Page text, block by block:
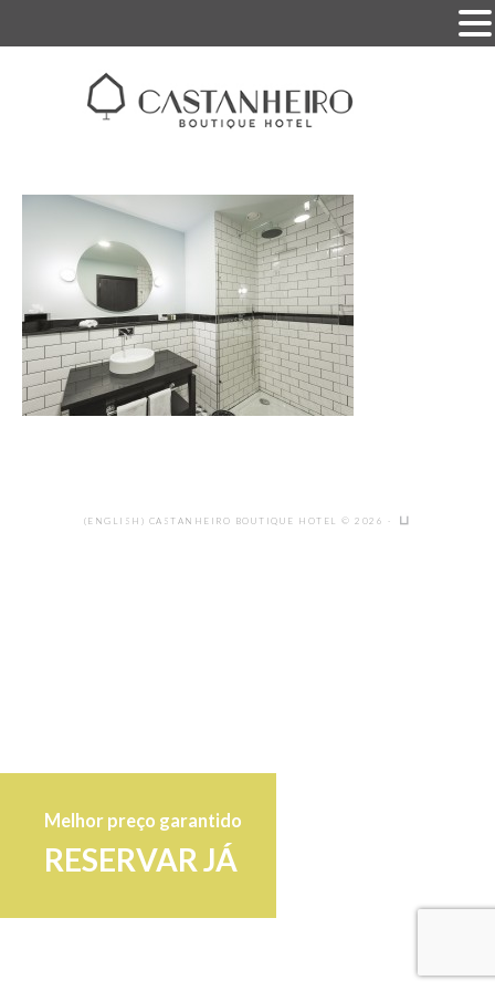
Melhor preço garantido
RESERVAR JÁ
(ENGLISH) CASTANHEIRO BOUTIQUE HOTEL © 2026 ·